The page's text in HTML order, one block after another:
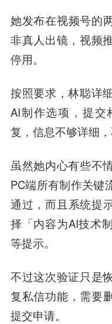
她发布在视频号的
非真人出镜，视频
停用。
按照要求，林聪详
AI制作选项，提交
复，信息不够详细，
虽然她内心有些不
PC端所有制作关键
通过，而且系统提
择「内容为AI技术
等提示。
不过这次验证只是
复私信功能，需要
提交申请。